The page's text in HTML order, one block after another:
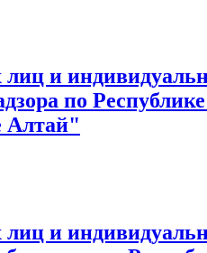
и
по
Алтай"
и